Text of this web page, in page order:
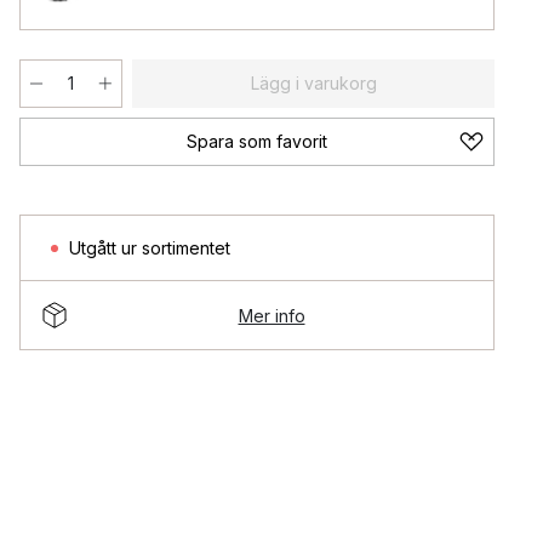
Lägg i varukorg
Spara som favorit
Utgått ur sortimentet
Mer info